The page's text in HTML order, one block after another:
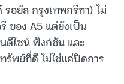
รอยัล กรุงเทพกรีฑา) ไม่
ของ A5 แต่ยังเป็น
ดีไซน์ ฟังก์ชัน และ
รัพย์ที่ดี ไม่ใช่แค่ปิดการ